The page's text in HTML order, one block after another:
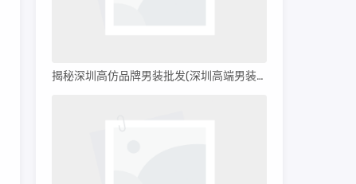
揭秘深圳高仿品牌男装批发(深圳高端男装批发)